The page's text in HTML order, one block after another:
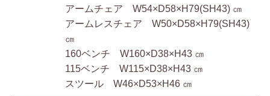
アームチェア W54×D58×H79(SH43) ㎝
アームレスチェア W50×D58×H79(SH43)
㎝
160ベンチ W160×D38×H43 ㎝
115ベンチ W115×D38×H43 ㎝
スツール W46×D53×H46 ㎝